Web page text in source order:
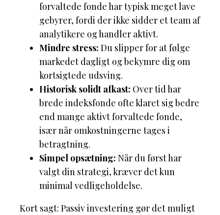
forvaltede fonde har typisk meget lave
gebyrer, fordi der ikke sidder et team af
analytikere og handler aktivt.
Mindre stress: Du slipper for at følge
markedet dagligt og bekymre dig om
kortsigtede udsving.
Historisk solidt afkast: Over tid har
brede indeksfonde ofte klaret sig bedre
end mange aktivt forvaltede fonde,
især når omkostningerne tages i
betragtning.
Simpel opsætning: Når du først har
valgt din strategi, kræver det kun
minimal vedligeholdelse.
Kort sagt: Passiv investering gør det muligt